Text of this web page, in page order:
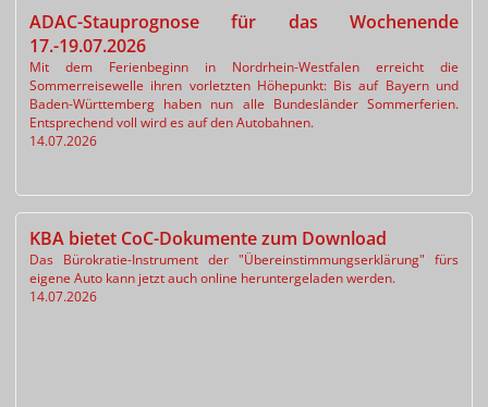
ADAC-Stauprognose für das Wochenende
17.-19.07.2026
Mit dem Ferienbeginn in Nordrhein-Westfalen erreicht die
Sommerreisewelle ihren vorletzten Höhepunkt: Bis auf Bayern und
Baden-Württemberg haben nun alle Bundesländer Sommerferien.
Entsprechend voll wird es auf den Autobahnen.
14.07.2026
KBA bietet CoC-Dokumente zum Download
Das Bürokratie-Instrument der "Übereinstimmungserklärung" fürs
eigene Auto kann jetzt auch online heruntergeladen werden.
14.07.2026